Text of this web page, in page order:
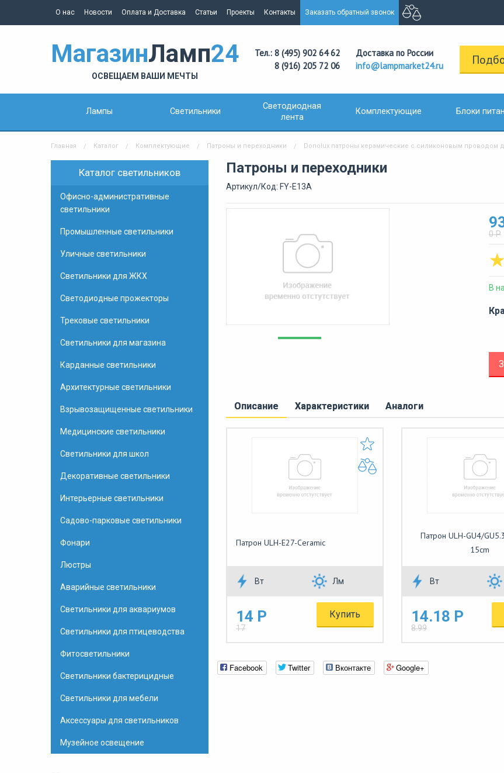
О нас Новости Оплата и Доставка Статьи Проекты Контакты Заказать обратный звонок
МагазинЛамп24
ОСВЕЩАЕМ ВАШИ МЕЧТЫ
Тел.: 8 (495) 902 64 62
8 (916) 205 72 06
Доставка по России
info@lampmarket24.ru
Лампы Светильники
Светодиодная
лента
Комплектующие Блоки
Главная Каталог Комплектующие Патроны и переходники Donolux патроны керамические с силиконовым проводом
Каталог светильников
Офисно-административные
светильники
Промышленные светильники
Уличные светильники
Светильники для ЖКХ
Светодиодные прожекторы
Трековые светильники
Светильники для магазина
Карданные светильники
Архитектурные светильники
Взрывозащищенные светильники
Медицинские светильники
Светильники для школ
Декоративные светильники
Интерьерные светильники
Садово-парковые светильники
Фонари
Люстры
Аварийные светильники
Светильники для аквариумов
Светильники для птицеводства
Фитосветильники
Светильники бактерицидные
Светильники для мебели
Аксессуары для светильников
Музейное освещение
Патроны и переходники
Артикул/Код: FY-E13A
0 Р
☆
В
Описание Характеристики Аналоги
Патрон ULH-E27-Ceramic
Вт Лм
14 Р
17
Купить
Патрон ULH-GU4/
15cm
Вт
14.18 Р
8.99
Facebook Twitter Вконтакте Google+